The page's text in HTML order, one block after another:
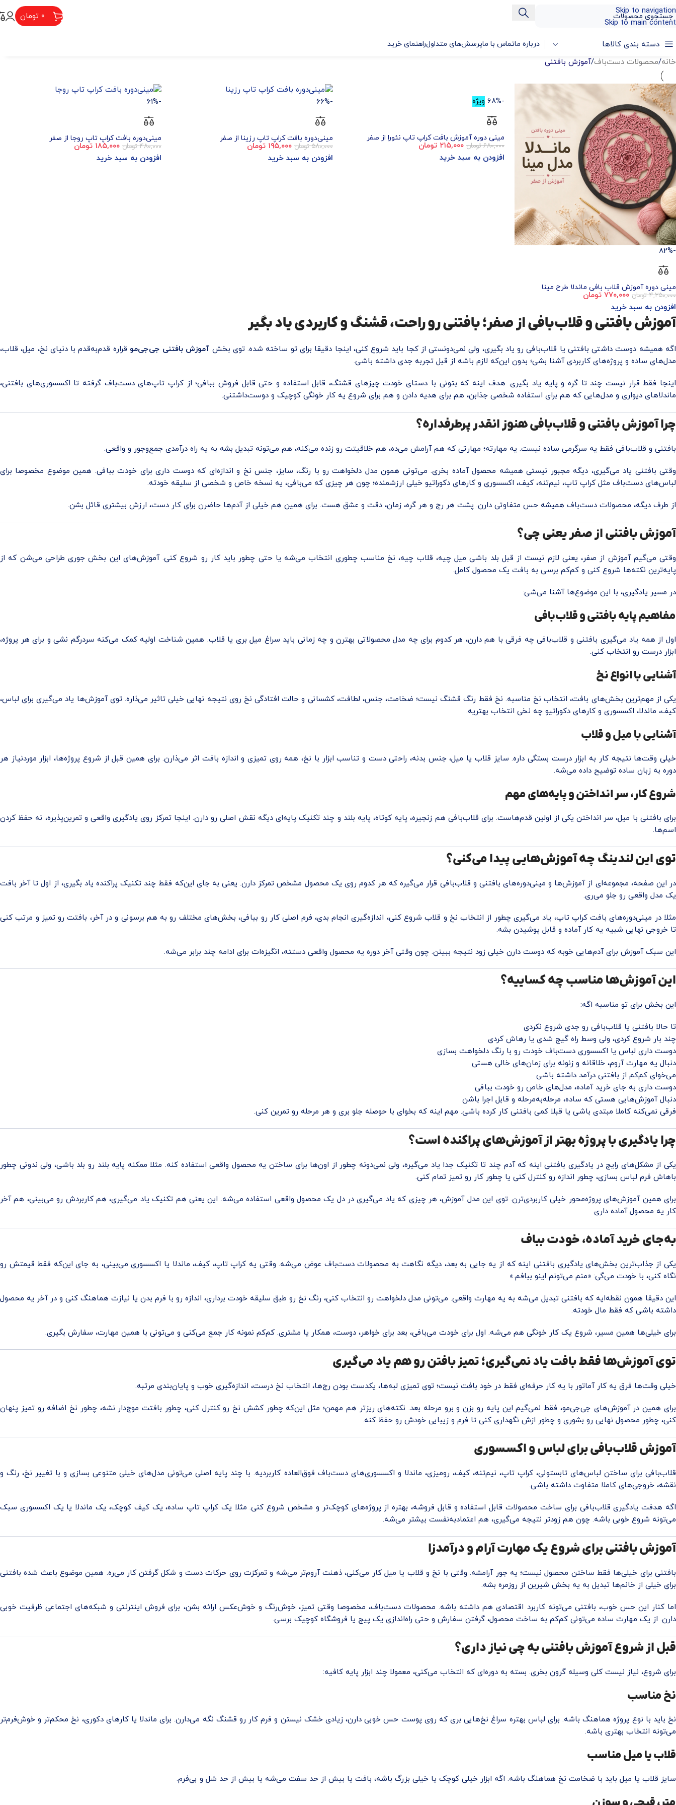
Skip to navigation
Skip to main content
۰ تومان
دسته بندی کالاها درباره ماتماس با ماپرسش‌های متداولراهنمای خرید
خانه/محصولات دست‌باف/آموزش بافتنی
-82%
مینی دوره آموزش قلاب بافی ماندلا طرح مینا
۴,۲۵۰,۰۰۰تومان ۷۷۰,۰۰۰ تومان
افزودن به سبد خرید
-68% ویژه
مینی دوره آموزش بافت کراپ تاپ نئورا از صفر
۶۸۰,۰۰۰تومان ۲۱۵,۰۰۰ تومان
افزودن به سبد خرید
-66%
مینی‌دوره بافت کراپ تاپ رزینا از صفر
۵۸۰,۰۰۰تومان ۱۹۵,۰۰۰ تومان
افزودن به سبد خرید
-61%
مینی‌دوره بافت کراپ تاپ روجا از صفر
۴۸۰,۰۰۰تومان ۱۸۵,۰۰۰ تومان
افزودن به سبد خرید
آموزش بافتنی و قلاب‌بافی از صفر؛ بافتنی رو راحت، قشنگ و کاربردی یاد بگیر
اگه همیشه دوست داشتی بافتنی یا قلاب‌بافی رو یاد بگیری، ولی نمی‌دونستی از کجا باید شروع کنی، اینجا دقیقا برای تو ساخته شده. توی بخش آموزش بافتنی جی‌جی‌مو قراره قدم‌به‌قدم با دنیای نخ، میل، قلاب،
مدل‌های ساده و پروژه‌های کاربردی آشنا بشی؛ بدون این‌که لازم باشه از قبل تجربه جدی داشته باشی.
اینجا فقط قرار نیست چند تا گره و پایه یاد بگیری. هدف اینه که بتونی با دستای خودت چیزهای قشنگ، قابل استفاده و حتی قابل فروش ببافی؛ از کراپ تاپ‌های دست‌باف گرفته تا اکسسوری‌های بافتنی،
ماندلاهای دیواری و مدل‌هایی که هم برای استفاده شخصی جذابن، هم برای هدیه دادن و هم برای شروع یه کار خونگی کوچیک و دوست‌داشتنی.
چرا آموزش بافتنی و قلاب‌بافی هنوز انقدر پرطرفداره؟
بافتنی و قلاب‌بافی فقط یه سرگرمی ساده نیست. یه مهارته؛ مهارتی که هم آرامش می‌ده، هم خلاقیتت رو زنده می‌کنه، هم می‌تونه تبدیل بشه به یه راه درآمدی جمع‌وجور و واقعی.
وقتی بافتنی یاد می‌گیری، دیگه مجبور نیستی همیشه محصول آماده بخری. می‌تونی همون مدل دلخواهت رو با رنگ، سایز، جنس نخ و اندازه‌ای که دوست داری برای خودت ببافی. همین موضوع مخصوصا برای
لباس‌های دست‌باف مثل کراپ تاپ، نیم‌تنه، کیف، اکسسوری و کارهای دکوراتیو خیلی ارزشمنده؛ چون هر چیزی که می‌بافی، یه نسخه خاص و شخصی از سلیقه خودته.
از طرف دیگه، محصولات دست‌باف همیشه حس متفاوتی دارن. پشت هر رج و هر گره، زمان، دقت و عشق هست. برای همین هم خیلی از آدم‌ها حاضرن برای کار دست، ارزش بیشتری قائل بشن.
آموزش بافتنی از صفر یعنی چی؟
وقتی می‌گیم آموزش از صفر، یعنی لازم نیست از قبل بلد باشی میل چیه، قلاب چیه، نخ مناسب چطوری انتخاب می‌شه یا حتی چطور باید کار رو شروع کنی. آموزش‌های این بخش جوری طراحی می‌شن که از
پایه‌ترین نکته‌ها شروع کنی و کم‌کم برسی به بافت یک محصول کامل.
در مسیر یادگیری، با این موضوع‌ها آشنا می‌شی:
مفاهیم پایه بافتنی و قلاب‌بافی
اول از همه یاد می‌گیری بافتنی و قلاب‌بافی چه فرقی با هم دارن، هر کدوم برای چه مدل محصولاتی بهترن و چه زمانی باید سراغ میل بری یا قلاب. همین شناخت اولیه کمک می‌کنه سردرگم نشی و برای هر پروژه،
ابزار درست رو انتخاب کنی.
آشنایی با انواع نخ
یکی از مهم‌ترین بخش‌های بافت، انتخاب نخ مناسبه. نخ فقط رنگ قشنگ نیست؛ ضخامت، جنس، لطافت، کشسانی و حالت افتادگی نخ روی نتیجه نهایی خیلی تاثیر می‌ذاره. توی آموزش‌ها یاد می‌گیری برای لباس،
کیف، ماندلا، اکسسوری و کارهای دکوراتیو چه نخی انتخاب بهتریه.
آشنایی با میل و قلاب
خیلی وقت‌ها نتیجه کار به ابزار درست بستگی داره. سایز قلاب یا میل، جنس بدنه، راحتی دست و تناسب ابزار با نخ، همه روی تمیزی و اندازه بافت اثر می‌ذارن. برای همین قبل از شروع پروژه‌ها، ابزار موردنیاز هر
دوره به زبان ساده توضیح داده می‌شه.
شروع کار، سر انداختن و پایه‌های مهم
برای بافتنی با میل، سر انداختن یکی از اولین قدم‌هاست. برای قلاب‌بافی هم زنجیره، پایه کوتاه، پایه بلند و چند تکنیک پایه‌ای دیگه نقش اصلی رو دارن. اینجا تمرکز روی یادگیری واقعی و تمرین‌پذیره، نه حفظ کردن
اسم‌ها.
توی این لندینگ چه آموزش‌هایی پیدا می‌کنی؟
در این صفحه، مجموعه‌ای از آموزش‌ها و مینی‌دوره‌های بافتنی و قلاب‌بافی قرار می‌گیره که هر کدوم روی یک محصول مشخص تمرکز دارن. یعنی به جای این‌که فقط چند تکنیک پراکنده یاد بگیری، از اول تا آخر بافت
یک مدل واقعی رو جلو می‌ری.
مثلا در مینی‌دوره‌های بافت کراپ تاپ، یاد می‌گیری چطور از انتخاب نخ و قلاب شروع کنی، اندازه‌گیری انجام بدی، فرم اصلی کار رو ببافی، بخش‌های مختلف رو به هم برسونی و در آخر، بافتت رو تمیز و مرتب کنی
تا خروجی نهایی شبیه یه کار آماده و قابل پوشیدن بشه.
این سبک آموزش برای آدم‌هایی خوبه که دوست دارن خیلی زود نتیجه ببینن. چون وقتی آخر دوره یه محصول واقعی دستته، انگیزه‌ات برای ادامه چند برابر می‌شه.
این آموزش‌ها مناسب چه کساییه؟
این بخش برای تو مناسبه اگه:
تا حالا بافتنی یا قلاب‌بافی رو جدی شروع نکردی
چند بار شروع کردی، ولی وسط راه گیج شدی یا رهاش کردی
دوست داری لباس یا اکسسوری دست‌باف خودت رو با رنگ دلخواهت بسازی
دنبال یه مهارت آروم، خلاقانه و زنونه برای زمان‌های خالی هستی
می‌خوای کم‌کم از بافتنی درآمد داشته باشی
دوست داری به جای خرید آماده، مدل‌های خاص رو خودت ببافی
دنبال آموزش‌هایی هستی که ساده، مرحله‌به‌مرحله و قابل اجرا باشن
فرقی نمی‌کنه کاملا مبتدی باشی یا قبلا کمی بافتنی کار کرده باشی. مهم اینه که بخوای با حوصله جلو بری و هر مرحله رو تمرین کنی.
چرا یادگیری با پروژه بهتر از آموزش‌های پراکنده است؟
یکی از مشکل‌های رایج در یادگیری بافتنی اینه که آدم چند تا تکنیک جدا یاد می‌گیره، ولی نمی‌دونه چطور از اون‌ها برای ساختن یه محصول واقعی استفاده کنه. مثلا ممکنه پایه بلند رو بلد باشی، ولی ندونی چطور
باهاش فرم لباس بسازی، چطور اندازه رو کنترل کنی یا چطور کار رو تمیز تمام کنی.
برای همین آموزش‌های پروژه‌محور خیلی کاربردی‌ترن. توی این مدل آموزش، هر چیزی که یاد می‌گیری در دل یک محصول واقعی استفاده می‌شه. این یعنی هم تکنیک یاد می‌گیری، هم کاربردش رو می‌بینی، هم آخر
کار یه محصول آماده داری.
به‌جای خرید آماده، خودت بباف
یکی از جذاب‌ترین بخش‌های یادگیری بافتنی اینه که از یه جایی به بعد، دیگه نگاهت به محصولات دست‌باف عوض می‌شه. وقتی یه کراپ تاپ، کیف، ماندلا یا اکسسوری می‌بینی، به جای این‌که فقط قیمتش رو
نگاه کنی، با خودت می‌گی: «منم می‌تونم اینو ببافم.»
این دقیقا همون نقطه‌ایه که بافتنی تبدیل می‌شه به یه مهارت واقعی. می‌تونی مدل دلخواهت رو انتخاب کنی، رنگ نخ رو طبق سلیقه خودت برداری، اندازه رو با فرم بدن یا نیازت هماهنگ کنی و در آخر یه محصول
داشته باشی که فقط مال خودته.
برای خیلی‌ها همین مسیر، شروع یک کار خونگی هم می‌شه. اول برای خودت می‌بافی، بعد برای خواهر، دوست، همکار یا مشتری. کم‌کم نمونه کار جمع می‌کنی و می‌تونی با همین مهارت، سفارش بگیری.
توی آموزش‌ها فقط بافت یاد نمی‌گیری؛ تمیز بافتن رو هم یاد می‌گیری
خیلی وقت‌ها فرق یه کار آماتور با یه کار حرفه‌ای فقط در خود بافت نیست؛ توی تمیزی لبه‌ها، یکدست بودن رج‌ها، انتخاب نخ درست، اندازه‌گیری خوب و پایان‌بندی مرتبه.
برای همین در آموزش‌های جی‌جی‌مو، فقط نمی‌گیم این پایه رو بزن و برو مرحله بعد. نکته‌های ریزتر هم مهمن؛ مثل این‌که چطور کشش نخ رو کنترل کنی، چطور بافتت موج‌دار نشه، چطور نخ اضافه رو تمیز پنهان
کنی، چطور محصول نهایی رو بشوری و چطور ازش نگهداری کنی تا فرم و زیبایی خودش رو حفظ کنه.
آموزش قلاب‌بافی برای لباس و اکسسوری
قلاب‌بافی برای ساختن لباس‌های تابستونی، کراپ تاپ، نیم‌تنه، کیف، رومیزی، ماندلا و اکسسوری‌های دست‌باف فوق‌العاده کاربردیه. با چند پایه اصلی می‌تونی مدل‌های خیلی متنوعی بسازی و با تغییر نخ، رنگ و
نقشه، خروجی‌های کاملا متفاوت داشته باشی.
اگه هدفت یادگیری قلاب‌بافی برای ساخت محصولات قابل استفاده و قابل فروشه، بهتره از پروژه‌های کوچک‌تر و مشخص شروع کنی. مثلا یک کراپ تاپ ساده، یک کیف کوچک، یک ماندلا یا یک اکسسوری سبک
می‌تونه شروع خوبی باشه. چون هم زودتر نتیجه می‌گیری، هم اعتمادبه‌نفست بیشتر می‌شه.
آموزش بافتنی برای شروع یک مهارت آرام و درآمدزا
بافتنی برای خیلی‌ها فقط ساختن محصول نیست؛ یه جور آرامشه. وقتی با نخ و قلاب یا میل کار می‌کنی، ذهنت آروم‌تر می‌شه و تمرکزت روی حرکات دست و شکل گرفتن کار می‌ره. همین موضوع باعث شده بافتنی
برای خیلی از خانم‌ها تبدیل به یه بخش شیرین از روزمره بشه.
اما کنار این حس خوب، بافتنی می‌تونه کاربرد اقتصادی هم داشته باشه. محصولات دست‌باف، مخصوصا وقتی تمیز، خوش‌رنگ و خوش‌عکس ارائه بشن، برای فروش اینترنتی و شبکه‌های اجتماعی ظرفیت خوبی
دارن. از یک مهارت ساده می‌تونی کم‌کم به ساخت محصول، گرفتن سفارش و حتی راه‌اندازی یک پیج یا فروشگاه کوچیک برسی.
قبل از شروع آموزش بافتنی به چی نیاز داری؟
برای شروع، نیاز نیست کلی وسیله گرون بخری. بسته به دوره‌ای که انتخاب می‌کنی، معمولا چند ابزار پایه کافیه:
نخ مناسب
نخ باید با نوع پروژه هماهنگ باشه. برای لباس بهتره سراغ نخ‌هایی بری که روی پوست حس خوبی دارن، زیادی خشک نیستن و فرم کار رو قشنگ نگه می‌دارن. برای ماندلا یا کارهای دکوری، نخ محکم‌تر و خوش‌فرم‌تر
می‌تونه انتخاب بهتری باشه.
قلاب یا میل مناسب
سایز قلاب یا میل باید با ضخامت نخ هماهنگ باشه. اگه ابزار خیلی کوچک یا خیلی بزرگ باشه، بافت یا بیش از حد سفت می‌شه یا بیش از حد شل و بی‌فرم.